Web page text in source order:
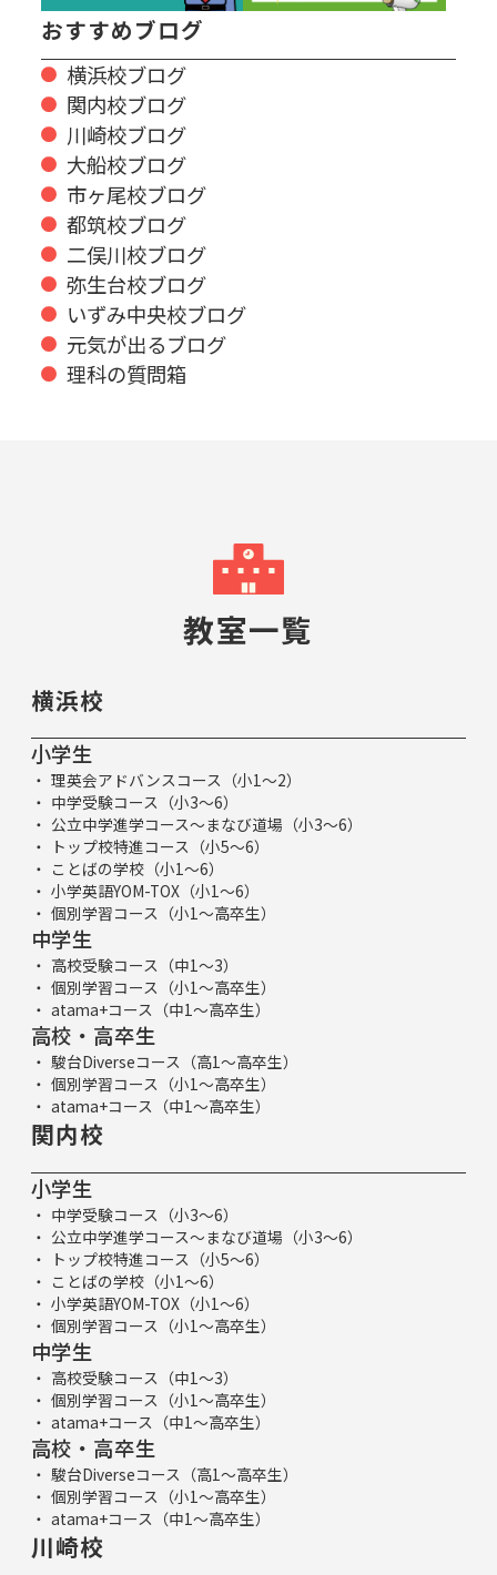
おすすめブログ
横浜校ブログ
関内校ブログ
川崎校ブログ
大船校ブログ
市ヶ尾校ブログ
都筑校ブログ
二俣川校ブログ
弥生台校ブログ
いずみ中央校ブログ
元気が出るブログ
理科の質問箱
教室一覧
横浜校
小学生
理英会アドバンスコース（小1～2）
中学受験コース（小3～6）
公立中学進学コース～まなび道場（小3～6）
トップ校特進コース（小5～6）
ことばの学校（小1～6）
小学英語YOM-TOX（小1～6）
個別学習コース（小1～高卒生）
中学生
高校受験コース（中1～3）
個別学習コース（小1～高卒生）
atama+コース（中1～高卒生）
高校・高卒生
駿台Diverseコース（高1～高卒生）
個別学習コース（小1～高卒生）
atama+コース（中1～高卒生）
関内校
小学生
中学受験コース（小3～6）
公立中学進学コース～まなび道場（小3～6）
トップ校特進コース（小5～6）
ことばの学校（小1～6）
小学英語YOM-TOX（小1～6）
個別学習コース（小1～高卒生）
中学生
高校受験コース（中1～3）
個別学習コース（小1～高卒生）
atama+コース（中1～高卒生）
高校・高卒生
駿台Diverseコース（高1～高卒生）
個別学習コース（小1～高卒生）
atama+コース（中1～高卒生）
川崎校